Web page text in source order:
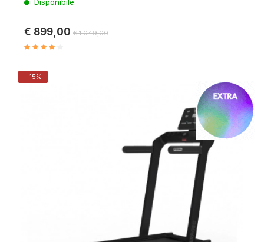
€ 899,00 € 1.049,00
- 15%